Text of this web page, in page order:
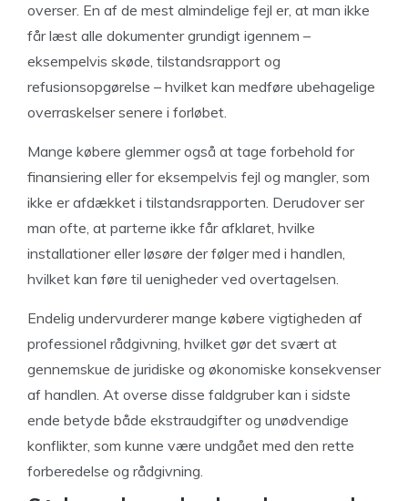
overser. En af de mest almindelige fejl er, at man ikke
får læst alle dokumenter grundigt igennem –
eksempelvis skøde, tilstandsrapport og
refusionsopgørelse – hvilket kan medføre ubehagelige
overraskelser senere i forløbet.
Mange købere glemmer også at tage forbehold for
finansiering eller for eksempelvis fejl og mangler, som
ikke er afdækket i tilstandsrapporten. Derudover ser
man ofte, at parterne ikke får afklaret, hvilke
installationer eller løsøre der følger med i handlen,
hvilket kan føre til uenigheder ved overtagelsen.
Endelig undervurderer mange købere vigtigheden af
professionel rådgivning, hvilket gør det svært at
gennemskue de juridiske og økonomiske konsekvenser
af handlen. At overse disse faldgruber kan i sidste
ende betyde både ekstraudgifter og unødvendige
konflikter, som kunne være undgået med den rette
forberedelse og rådgivning.